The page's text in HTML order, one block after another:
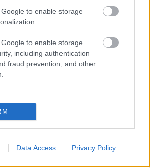
to enable storage
to enable storage
including authentication
fraud prevention, and other
Data Access Privacy Policy
πωλήσεις στην Ευρώπη
Το SUV που έφτιαξε την